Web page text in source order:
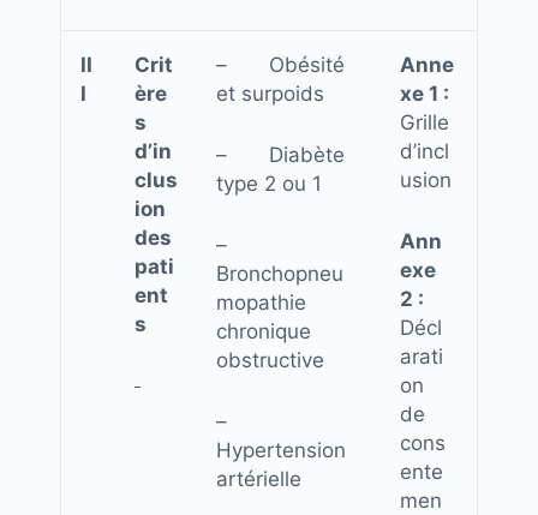
II
I
Crit
ère
s
d’in
clus
ion
des
pati
ent
s
– Obésité
et surpoids
– Diabète
type 2 ou 1
–
Bronchopneu
mopathie
chronique
obstructive
–
Hypertension
artérielle
Anne
xe 1 :
Grille
d’incl
usion
Ann
exe
2 :
Décl
arati
on
de
cons
ente
men